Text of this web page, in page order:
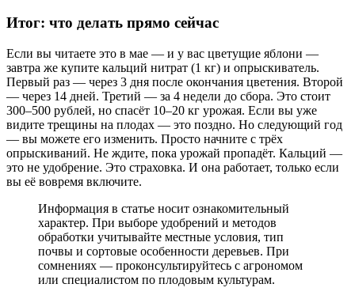
Итог: что делать прямо сейчас
Если вы читаете это в мае — и у вас цветущие яблони —
завтра же купите кальций нитрат (1 кг) и опрыскиватель.
Первый раз — через 3 дня после окончания цветения. Второй
— через 14 дней. Третий — за 4 недели до сбора. Это стоит
300–500 рублей, но спасёт 10–20 кг урожая. Если вы уже
видите трещины на плодах — это поздно. Но следующий год
— вы можете его изменить. Просто начните с трёх
опрыскиваний. Не ждите, пока урожай пропадёт. Кальций —
это не удобрение. Это страховка. И она работает, только если
вы её вовремя включите.
Информация в статье носит ознакомительный
характер. При выборе удобрений и методов
обработки учитывайте местные условия, тип
почвы и сортовые особенности деревьев. При
сомнениях — проконсультируйтесь с агрономом
или специалистом по плодовым культурам.